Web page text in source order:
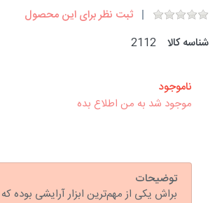
ثبت نظر برای این محصول
شناسه کالا
2112
ناموجود
موجود شد به من اطلاع بده
توضیحات
براش یکی از مهم‌ترین ابزار آرایشی بوده